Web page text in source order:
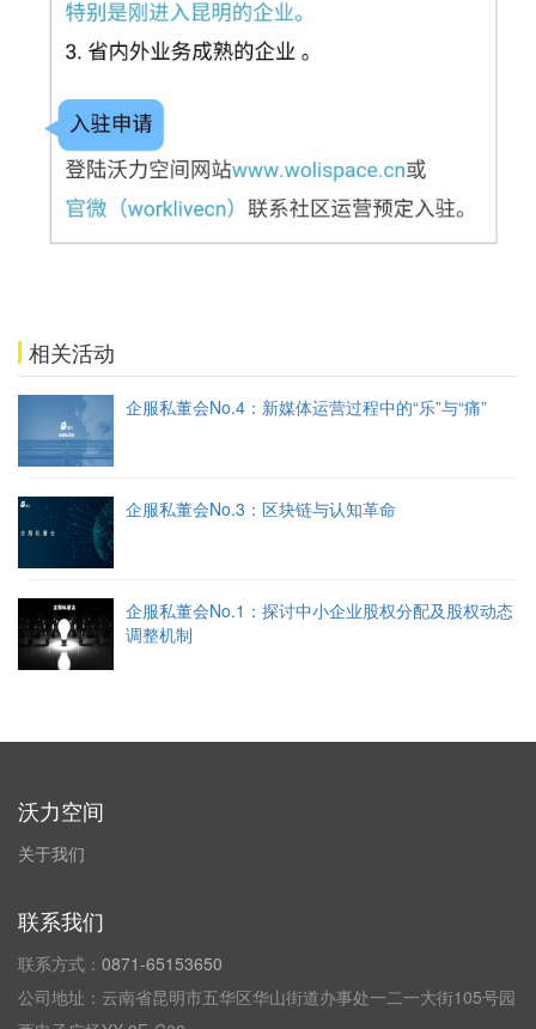
相关活动
企服私董会No.4：新媒体运营过程中的“乐”与“痛”
企服私董会No.3：区块链与认知革命
企服私董会No.1：探讨中小企业股权分配及股权动态
调整机制
沃力空间
关于我们
联系我们
联系方式： 0871-65153650
公司地址：云南省昆明市五华区华山街道办事处一二一大街105号园